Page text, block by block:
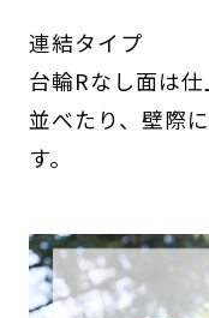
連結タイプ
台輪Rなし面は
並べたり、壁際
す。